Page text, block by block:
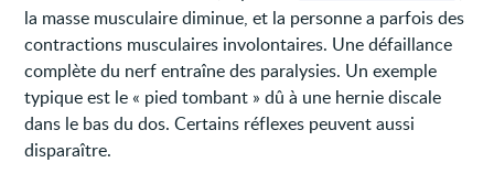
la masse musculaire diminue, et la personne a parfois des
contractions musculaires involontaires. Une défaillance
complète du nerf entraîne des paralysies. Un exemple
typique est le « pied tombant » dû à une hernie discale
dans le bas du dos. Certains réflexes peuvent aussi
disparaître.